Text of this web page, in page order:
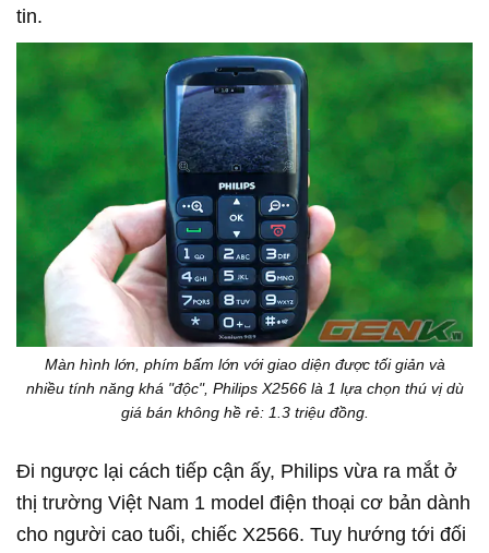
tin.
Màn hình lớn, phím bấm lớn với giao diện được tối giản và
nhiều tính năng khá "độc", Philips X2566 là 1 lựa chọn thú vị dù
giá bán không hề rẻ: 1.3 triệu đồng.
Đi ngược lại cách tiếp cận ấy, Philips vừa ra mắt ở
thị trường Việt Nam 1 model điện thoại cơ bản dành
cho người cao tuổi, chiếc X2566. Tuy hướng tới đối